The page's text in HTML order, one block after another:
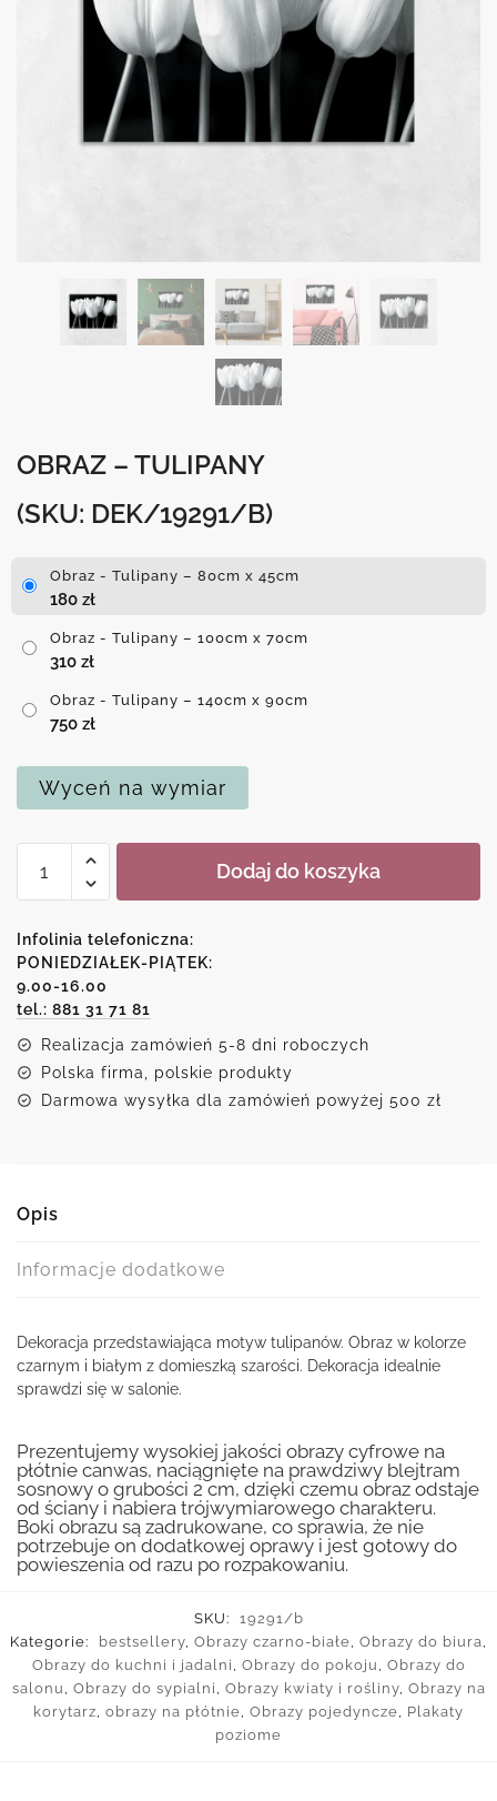
OBRAZ – TULIPANY
(SKU: DEK/19291/B)
Obraz - Tulipany – 80cm x 45cm
180 zł
Obraz - Tulipany – 100cm x 70cm
310 zł
Obraz - Tulipany – 140cm x 90cm
750 zł
Wyceń na wymiar
Obraz
Tulipany
Dodaj do koszyka
Infolinia telefoniczna:
PONIEDZIAŁEK-PIĄTEK:
9.00-16.00
tel.: 881 31 71 81
Realizacja zamówień 5-8 dni roboczych
Polska firma, polskie produkty
Darmowa wysyłka dla zamówień powyżej 500 zł
Opis
Informacje dodatkowe
Dekoracja przedstawiająca motyw tulipanów. Obraz w kolorze
czarnym i białym z domieszką szarości. Dekoracja idealnie
sprawdzi się w salonie.
Prezentujemy wysokiej jakości obrazy cyfrowe na
płótnie canwas, naciągnięte na prawdziwy blejtram
sosnowy o grubości 2 cm, dzięki czemu obraz odstaje
od ściany i nabiera trójwymiarowego charakteru.
Boki obrazu są zadrukowane, co sprawia, że nie
potrzebuje on dodatkowej oprawy i jest gotowy do
powieszenia od razu po rozpakowaniu.
SKU:
19291/b
Kategorie:
bestsellery, Obrazy czarno-białe, Obrazy do biura,
Obrazy do kuchni i jadalni , Obrazy do pokoju , Obrazy do
salonu , Obrazy do sypialni , Obrazy kwiaty i rośliny, Obrazy na
korytarz, obrazy na płótnie, Obrazy pojedyncze, Plakaty
poziome